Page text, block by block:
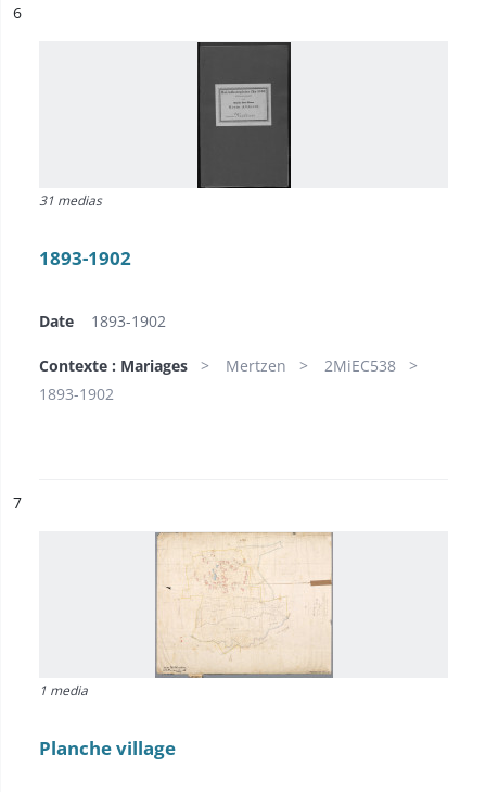
n°
6
31 medias
1893-1902
Date 1893-1902
Contexte : Mariages Mertzen
2MiEC538
1893-1902
n°
7
1 media
Planche village